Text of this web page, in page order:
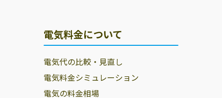
電気料金について
電気代の比較・見直し
電気料金シミュレーション
電気の料金相場